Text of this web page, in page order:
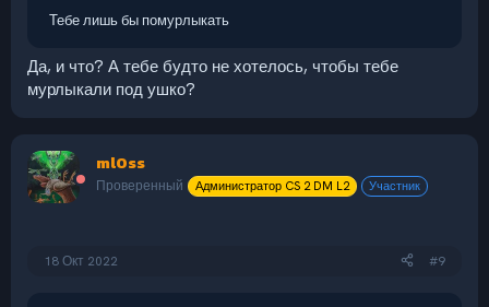
Тебе лишь бы помурлыкать
Да, и что? А тебе будто не хотелось, чтобы тебе
мурлыкали под ушко?
ml0ss
Проверенный Администратор CS 2 DM L2 Участник
18 Окт 2022 #9